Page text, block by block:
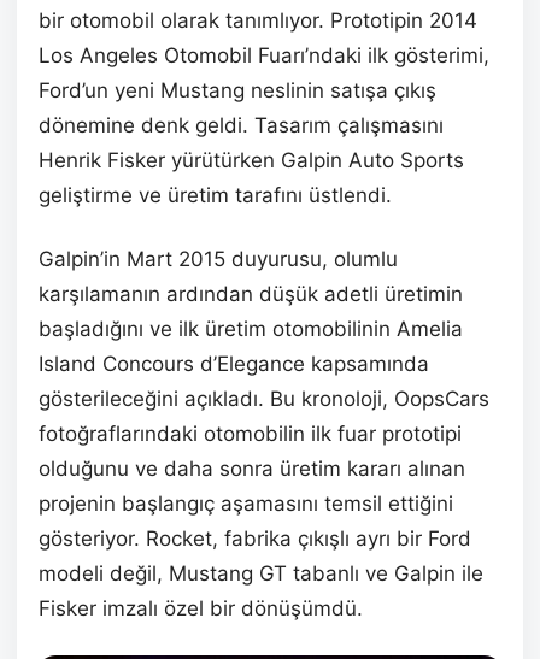
bir otomobil olarak tanımlıyor. Prototipin 2014
Los Angeles Otomobil Fuarı’ndaki ilk gösterimi,
Ford’un yeni Mustang neslinin satışa çıkış
dönemine denk geldi. Tasarım çalışmasını
Henrik Fisker yürütürken Galpin Auto Sports
geliştirme ve üretim tarafını üstlendi.
Galpin’in Mart 2015 duyurusu, olumlu
karşılamanın ardından düşük adetli üretimin
başladığını ve ilk üretim otomobilinin Amelia
Island Concours d’Elegance kapsamında
gösterileceğini açıkladı. Bu kronoloji, OopsCars
fotoğraflarındaki otomobilin ilk fuar prototipi
olduğunu ve daha sonra üretim kararı alınan
projenin başlangıç aşamasını temsil ettiğini
gösteriyor. Rocket, fabrika çıkışlı ayrı bir Ford
modeli değil, Mustang GT tabanlı ve Galpin ile
Fisker imzalı özel bir dönüşümdü.